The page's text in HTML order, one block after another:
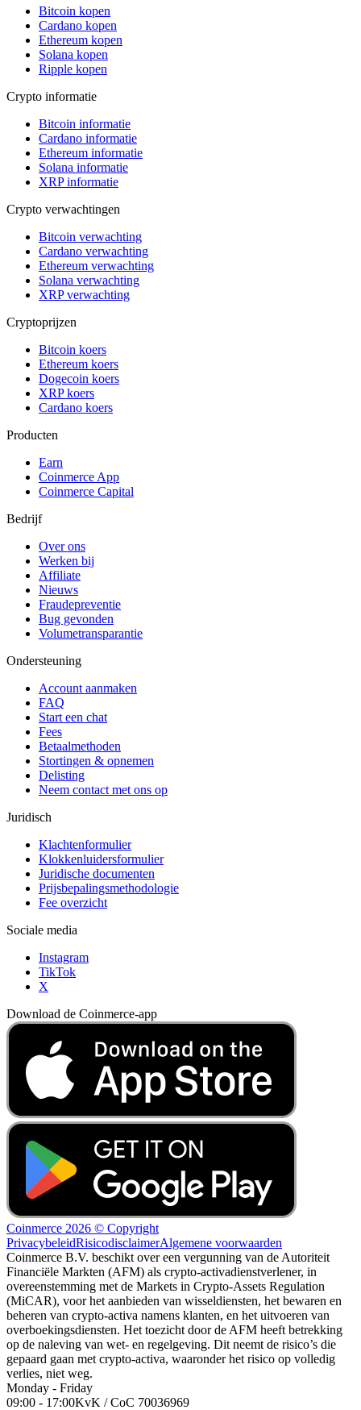
Bitcoin kopen
Cardano kopen
Ethereum kopen
Solana kopen
Ripple kopen
Crypto informatie
Bitcoin informatie
Cardano informatie
Ethereum informatie
Solana informatie
XRP informatie
Crypto verwachtingen
Bitcoin verwachting
Cardano verwachting
Ethereum verwachting
Solana verwachting
XRP verwachting
Cryptoprijzen
Bitcoin koers
Ethereum koers
Dogecoin koers
XRP koers
Cardano koers
Producten
Earn
Coinmerce App
Coinmerce Capital
Bedrijf
Over ons
Werken bij
Affiliate
Nieuws
Fraudepreventie
Bug gevonden
Volumetransparantie
Ondersteuning
Account aanmaken
FAQ
Start een chat
Fees
Betaalmethoden
Stortingen & opnemen
Delisting
Neem contact met ons op
Juridisch
Klachtenformulier
Klokkenluidersformulier
Juridische documenten
Prijsbepalingsmethodologie
Fee overzicht
Sociale media
Instagram
TikTok
X
Download de Coinmerce-app
Coinmerce 2026 © Copyright
PrivacybeleidRisicodisclaimerAlgemene voorwaarden
Coinmerce B.V. beschikt over een vergunning van de Autoriteit
Financiële Markten (AFM) als crypto-activadienstverlener, in
overeenstemming met de Markets in Crypto-Assets Regulation
(MiCAR), voor het aanbieden van wisseldiensten, het bewaren en
beheren van crypto-activa namens klanten, en het uitvoeren van
overboekingsdiensten. Het toezicht door de AFM heeft betrekking
op de naleving van wet- en regelgeving. Dit neemt de risico’s die
gepaard gaan met crypto-activa, waaronder het risico op volledig
verlies, niet weg.
Monday - Friday
09:00 - 17:00KvK / CoC 70036969